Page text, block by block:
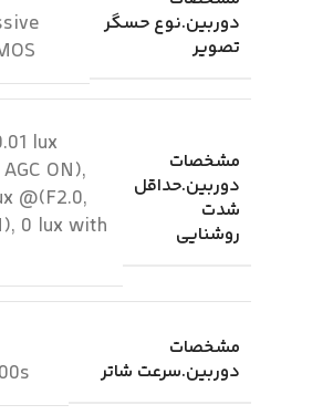
دوربین.نوع حسگر
تصویر
مشخصات
دوربین.حداقل
شدت
روشنایی
lux
ON),
@(F2.0,
0 lux with
مشخصات
دوربین.سرعت شاتر